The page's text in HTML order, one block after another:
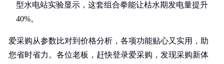
型水电站实验显示，这套组合拳能让枯水期发电量提升
40%。
爱采购从参数比对到价格分析，各项功能贴心又实用，助
您省时省力。各位老板，赶快登录爱采购，发现采购新体